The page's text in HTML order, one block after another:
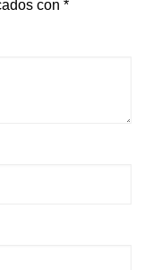
con *